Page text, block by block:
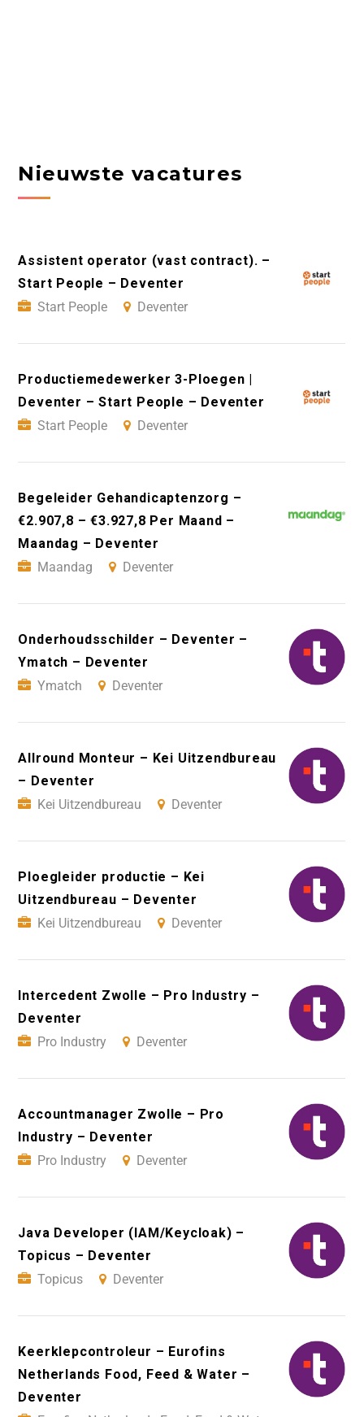
Nieuwste vacatures
Assistent operator (vast contract). –
Start People – Deventer
Start People
Deventer
Productiemedewerker 3-Ploegen |
Deventer – Start People – Deventer
Start People
Deventer
Begeleider Gehandicaptenzorg –
€2.907,8 – €3.927,8 Per Maand –
Maandag – Deventer
Maandag
Deventer
Onderhoudsschilder – Deventer –
Ymatch – Deventer
Ymatch
Deventer
Allround Monteur – Kei Uitzendbureau
– Deventer
Kei Uitzendbureau
Deventer
Ploegleider productie – Kei
Uitzendbureau – Deventer
Kei Uitzendbureau
Deventer
Intercedent Zwolle – Pro Industry –
Deventer
Pro Industry
Deventer
Accountmanager Zwolle – Pro
Industry – Deventer
Pro Industry
Deventer
Java Developer (IAM/Keycloak) –
Topicus – Deventer
Topicus
Deventer
Keerklepcontroleur – Eurofins
Netherlands Food, Feed & Water –
Deventer